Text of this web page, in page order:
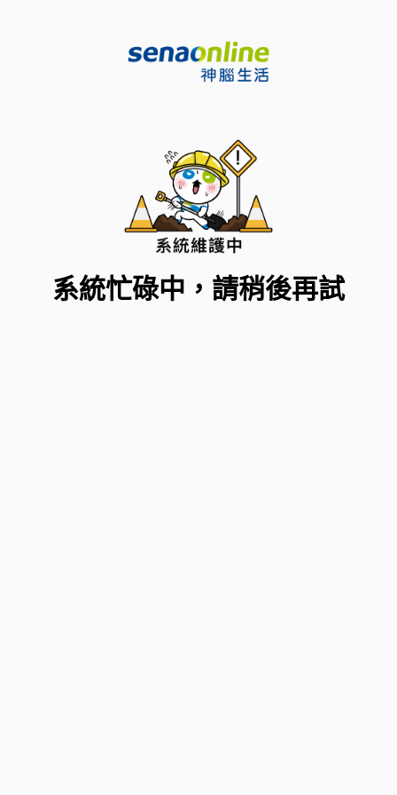
系統忙碌中，請稍後再試